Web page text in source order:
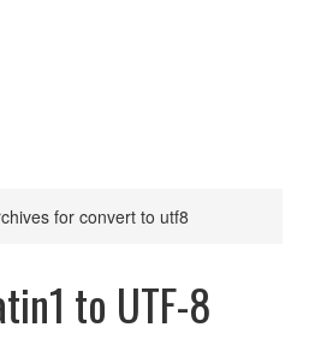
for convert to utf8
to UTF-8